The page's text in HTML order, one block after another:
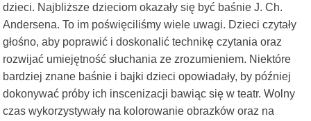
dzieci. Najbliższe dzieciom okazały się być baśnie J. Ch.
Andersena. To im poświęciliśmy wiele uwagi. Dzieci czytały
głośno, aby poprawić i doskonalić technikę czytania oraz
rozwijać umiejętność słuchania ze zrozumieniem. Niektóre
bardziej znane baśnie i bajki dzieci opowiadały, by później
dokonywać próby ich inscenizacji bawiąc się w teatr. Wolny
czas wykorzystywały na kolorowanie obrazków oraz na